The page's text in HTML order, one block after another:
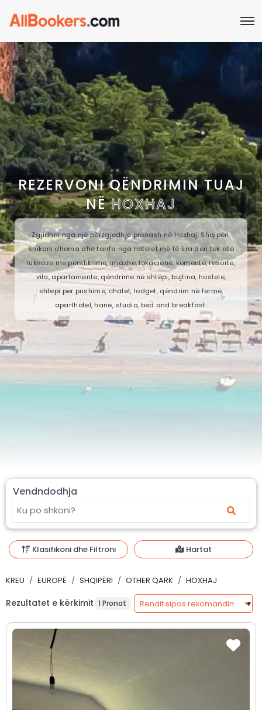
REZERVONI QËNDRIMIN TUAJ
NËHOXHAJ
Zgjidhni nga një përzgjedhje pronash në Hoxhaj, Shqipëri.
Shikoni dhoma dhe tarifa nga hotelet më të lira deri tek ato
luksoze me përshkrime, imazhe, lokacione, komente, resorte,
vila, apartamente, qëndrime në shtëpi, bujtina, hostele,
shtepi per pushime, chalet, lodget, qëndrim në fermë,
aparthotel, hanë, studio, bed and breakfast.
Vendndodhja
Klasifikoni dhe Filtroni Hartat
KREU EUROPË SHQIPËRI OTHER QARK HOXHAJ
Rezultatet e kërkimit 1 Pronat